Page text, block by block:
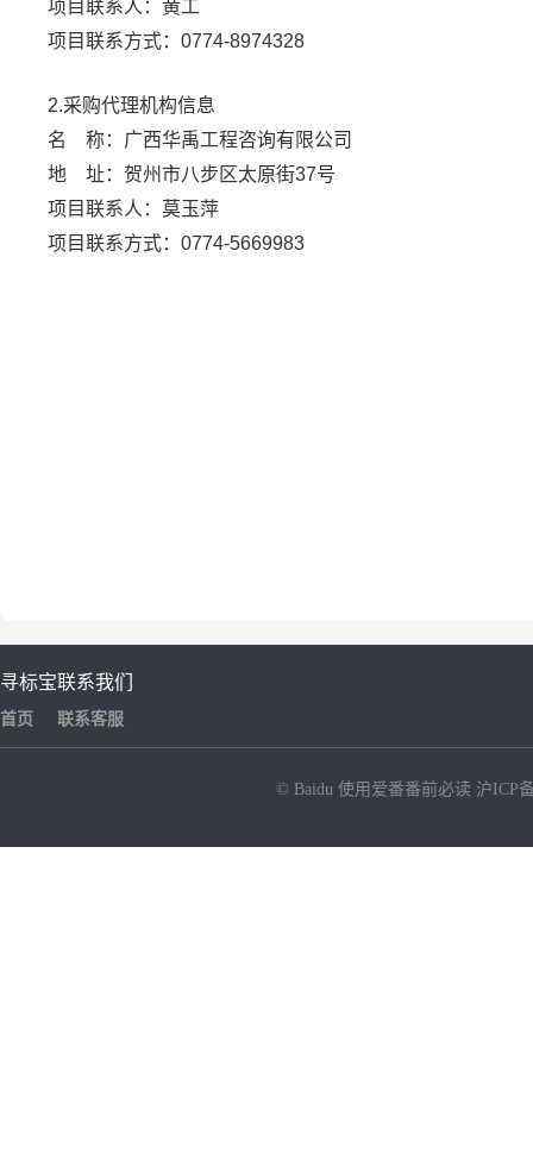
项目联系人： 黄工
项目联系方式： 0774-8974328
2.采购代理机构信息
名 称： 广西华禹工程咨询有限公司
地 址： 贺州市八步区太原街37号
项目联系人： 莫玉萍
项目联系方式： 0774-5669983
寻标宝
首页
联系我们
联系客服
© Baidu 使用爱番番前必读 沪ICP